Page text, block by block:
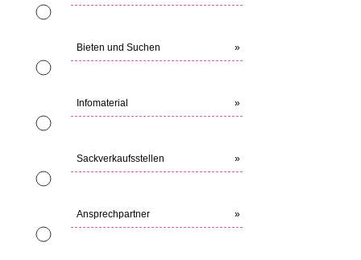
Bieten und Suchen »
Infomaterial »
Sackverkaufsstellen »
Ansprechpartner »